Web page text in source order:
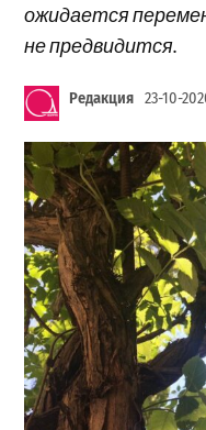
ожидается
не предвидится.
Редакция 23-10-